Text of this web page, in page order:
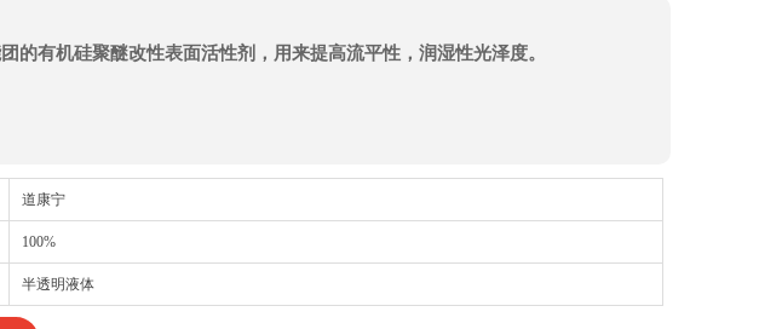
的有机硅聚醚改性表面活性剂，用来提高流平性，润湿性光泽度。
道康宁
100%
半透明液体